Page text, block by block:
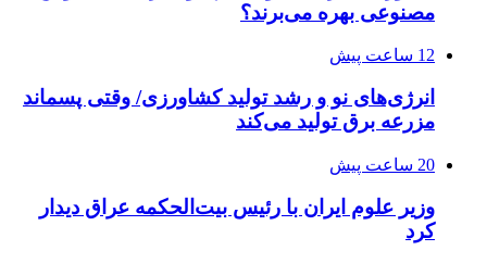
مصنوعی بهره می‌برند؟
12 ساعت پیش
انرژی‌های نو و رشد تولید کشاورزی/ وقتی پسماند
مزرعه‌ برق تولید می‌کند
20 ساعت پیش
وزیر علوم ایران با رئیس بیت‌الحکمه عراق دیدار
کرد